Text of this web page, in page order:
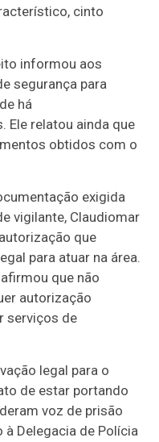
cinto
informou aos
segurança para
há
Ele relatou ainda que
obtidos com o
exigida
vigilante, Claudiomar
que
para atuar na área.
que não
autorização
serviços de
legal para o
de estar portando
voz de prisão
Delegacia de Polícia